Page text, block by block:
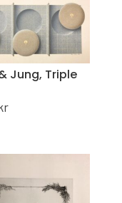
Jung, Triple